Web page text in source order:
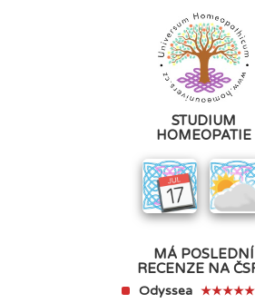
STUDIUM
HOMEOPATIE
MÁ POSLEDNÍ
RECENZE NA
Odyssea ★★★★★